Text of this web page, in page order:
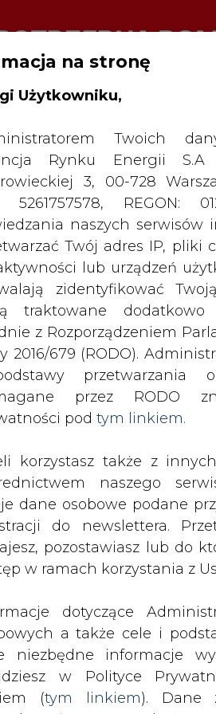
ZMIANY
na stronę
Użytkowniku,
Twoich
Rynku Energii
3, 00-728
5261757578, REGON:
naszych serwisów
Twój adres IP, pliki
lub urządzeń
zidentyfikować
traktowane
z Rozporządzeniem
2016/679 (RODO).
przetwarzania
przez RODO
pod tym linkiem.
korzystasz także z
naszego
dane osobowe podane
do newslettera.
pozostawiasz lub do
w ramach korzystania z
dotyczące
a także cele i
niezbędne informacje
w Polityce
(tym linkiem). Dane
wniosków o fundusze na
skomentuj